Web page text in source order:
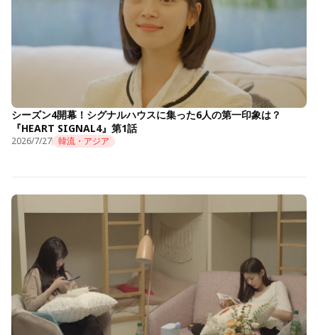
シーズン4開幕！シグナルハウスに集った6人の第一印象は？
『HEART SIGNAL4』第1話
2026/7/27 韓流・アジア